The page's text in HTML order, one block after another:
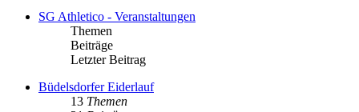
SG Athletico - Veranstaltungen
Themen
Beiträge
Letzter Beitrag
Büdelsdorfer Eiderlauf
13 Themen